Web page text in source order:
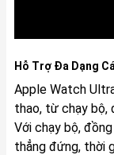
Hỗ Trợ Đa Dạng
Apple Watch
thao, từ chạy bộ,
Với chạy bộ,
thẳng đứng, thời